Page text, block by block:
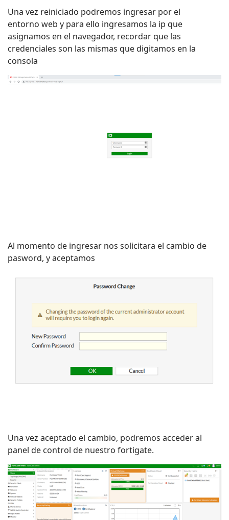
Una vez reiniciado podremos ingresar por el
entorno web y para ello ingresamos la ip que
asignamos en el navegador, recordar que las
credenciales son las mismas que digitamos en la
consola
Al momento de ingresar nos solicitara el cambio de
pasword, y aceptamos
Una vez aceptado el cambio, podremos acceder al
panel de control de nuestro fortigate.